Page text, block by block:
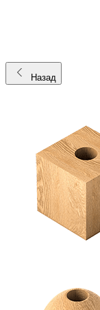
Назад